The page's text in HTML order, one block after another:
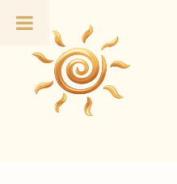
Inhalt
springen